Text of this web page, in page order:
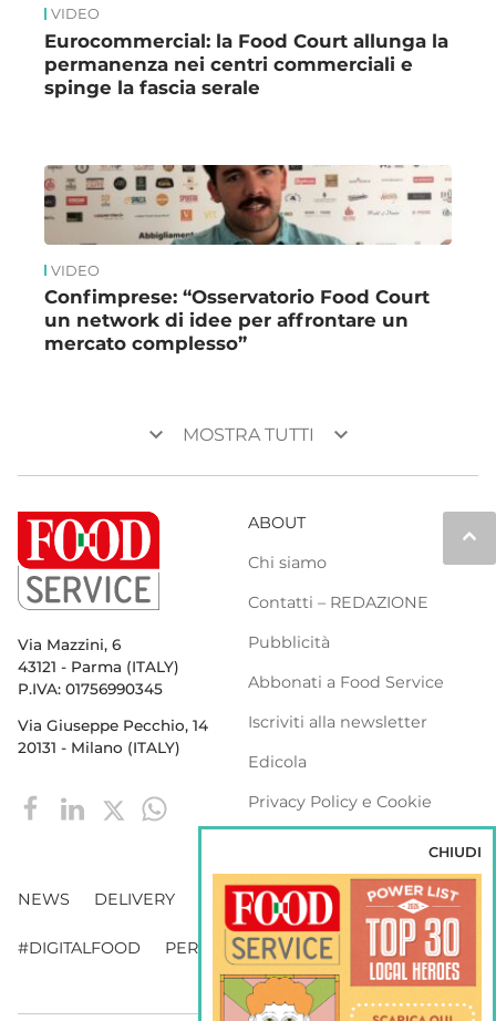
VIDEO
Eurocommercial: la Food Court allunga la
permanenza nei centri commerciali e
spinge la fascia serale
VIDEO
Confimprese: “Osservatorio Food Court
un network di idee per affrontare un
mercato complesso”
keyboard_arrow_down MOSTRA TUTTI keyboard_arrow_down
keyboard_arrow_up
Via Mazzini, 6
43121 - Parma (ITALY)
P.IVA: 01756990345
Via Giuseppe Pecchio, 14
20131 - Milano (ITALY)
ABOUT
Chi siamo
Contatti – REDAZIONE
Pubblicità
Abbonati a Food Service
Iscriviti alla newsletter
Edicola
Privacy Policy e Cookie
NEWS DELIVERY DISTRIBUZIONE
#DIGITALFOOD PERSONE WEBINAR VENDING
CHIUDI